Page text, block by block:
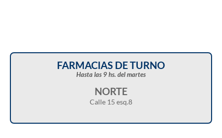
FARMACIAS DE TURNO
Hasta las 9 hs. del martes
NORTE
Calle 15 esq.8